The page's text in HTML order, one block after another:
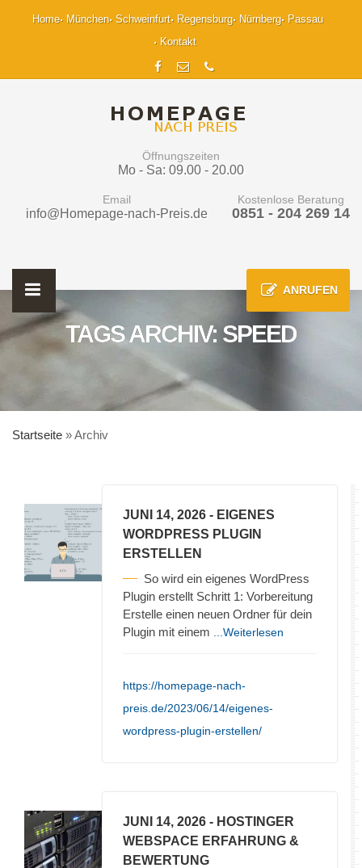
Home München Schweinfurt Regensburg Nürnberg
Passau
Kontakt
Öffnungszeiten
Mo - Sa: 09.00 - 20.00
Email
info@Homepage-nach-Preis.de
Kostenlose Beratung
0851 - 204 269 14
ANRUFEN
TAGS ARCHIV: SPEED
Startseite »Archiv
JUNI 14, 2026 - EIGENES
WORDPRESS PLUGIN
ERSTELLEN
So wird ein eigenes WordPress
Plugin erstellt Schritt 1: Vorbereitung
Erstelle einen neuen Ordner für dein
Plugin mit einem
...Weiterlesen
https://homepage-nach-
preis.de/2023/06/14/eigenes-
wordpress-plugin-erstellen/
JUNI 14, 2026 - HOSTINGER
WEBSPACE ERFAHRUNG &
BEWERTUNG